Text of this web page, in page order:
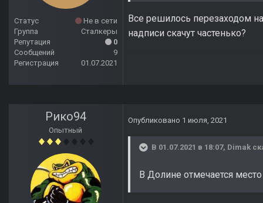
Статус
Не в сети
Группа
Сталкеры
Репутация
0
Сообщений
9
Регистрация
01.07.2021
Все решилось перезаходом
надписи скачут частенько?
Рико94
Опытный
Опубликовано 1 июля, 2021
В 01.07.2021 в 18:07, Dimak
В Долине отмечается